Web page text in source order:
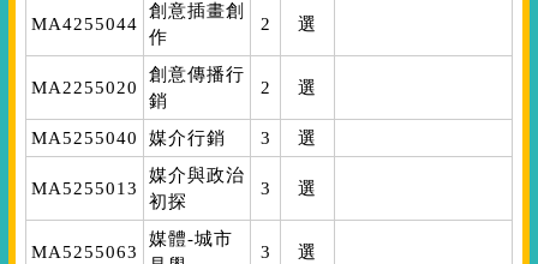
MA4255044
創意插畫創
作
2 選
MA2255020
創意傳播行
銷
2 選
MA5255040 媒介行銷 3 選
MA5255013
媒介與政治
初探
3 選
MA5255063
媒體-城市
3 選